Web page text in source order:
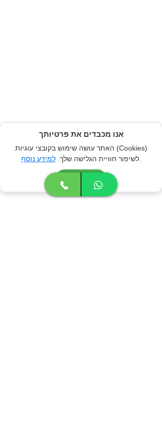
אנו מכבדים את פרטיותך
האתר עושה שימוש בקובצי עוגיות (Cookies)
לשיפור חוויית הגלישה שלך.למידע נוסף .